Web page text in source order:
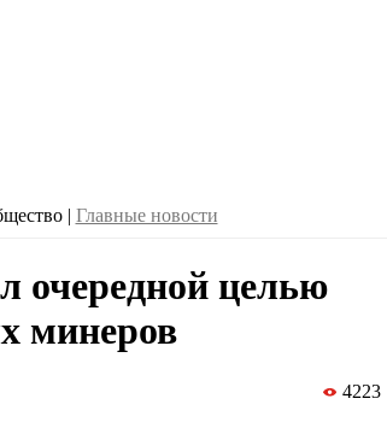
| Главные новости
очередной целью
минеров
4223